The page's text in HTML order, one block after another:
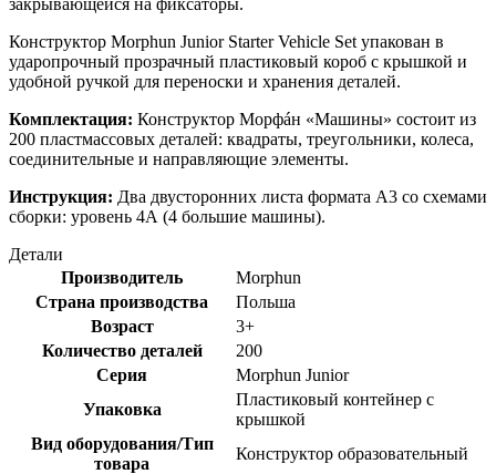
Конструктор Morphun Junior Starter Vehicle Set упакован в
ударопрочный прозрачный пластиковый короб с крышкой и
удобной ручкой для переноски и хранения деталей.
Комплектация: Конструктор Морфáн «Машины» состоит из
200 пластмассовых деталей: квадраты, треугольники, колеса,
соединительные и направляющие элементы.
Инструкция: Два двусторонних листа формата А3 со схемами
сборки: уровень 4А (4 большие машины).
Детали
Производитель
Morphun
Страна производства
Польша
Возраст
3+
Количество деталей
200
Серия
Morphun Junior
Упаковка
Пластиковый контейнер с
крышкой
Вид оборудования/Тип
товара
Конструктор образовательный